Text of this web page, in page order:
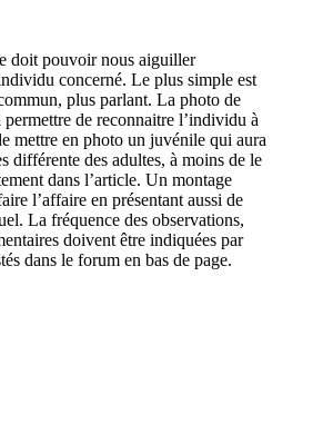
doit pouvoir nous aiguiller
concerné. Le plus simple est
plus parlant. La photo de
permettre de reconnaitre l’individu à
mettre en photo un juvénile qui aura
différente des adultes, à moins de le
dans l’article. Un montage
l’affaire en présentant aussi de
La fréquence des observations,
doivent être indiquées par
dans le forum en bas de page.